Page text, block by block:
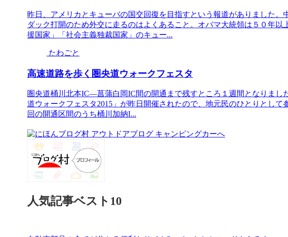
昨日、アメリカとキューバの国交回復を目指すという報道がありました。
ダック打開のため外交に走るのはよくあること。オバマ大統領は５０年以
援国家」「社会主義独裁国家」のキュー...
たわごと
高速道路を歩く圏央道ウォークフェスタ
圏央道桶川北本IC―菖蒲白岡IC間の開通まで残すところ１週間となりまし
道ウォークフェスタ2015」が昨日開催されたので、地元民のひとりとし
回の開通区間のうち桶川加納I...
人気記事ベスト10